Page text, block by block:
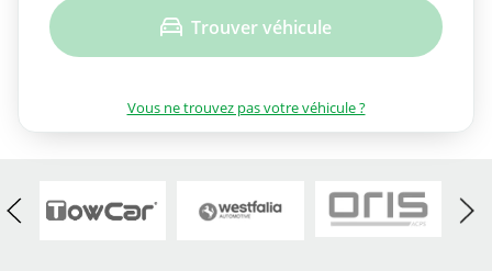
Trouver véhicule
Vous ne trouvez pas votre véhicule ?